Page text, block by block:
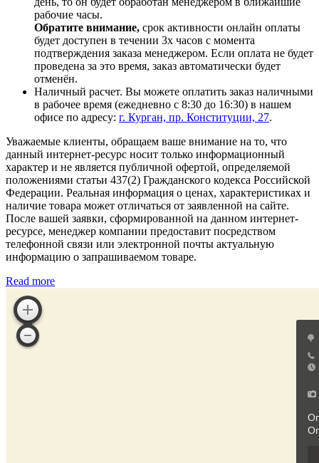
рабочие часы.
Обратите внимание, срок активности онлайн оплаты
будет доступен в течении 3х часов с момента
подтверждения заказа менеджером. Если оплата не будет
проведена за это время, заказ автоматически будет
отменён.
Наличный расчет. Вы можете оплатить заказ наличными
в рабочее время (ежедневно с 8:30 до 16:30) в нашем
офисе по адресу: г. Курган, пр. Конституции, 27.
Уважаемые клиенты, обращаем ваше внимание на то, что
данный интернет-ресурс носит только информационный
характер и не является публичной офертой, определяемой
положениями статьи 437(2) Гражданского кодекса Российской
Федерации. Реальная информация о ценах, характеристиках и
наличие товара может отличаться от заявленной на сайте.
После вашей заявки, сформированной на данном интернет-
ресурсе, менеджер компании предоставит посредством
телефонной связи или электронной почты актуальную
информацию о запрашиваемом товаре.
Read more